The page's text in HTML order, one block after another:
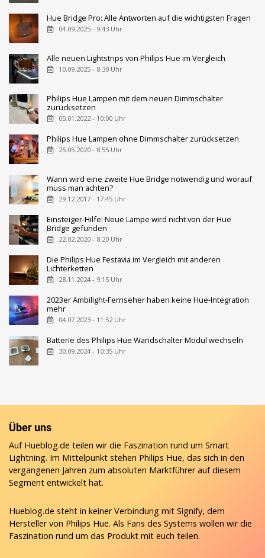
Hue Bridge Pro: Alle Antworten auf die wichtigsten Fragen
04.09.2025 - 9:43 Uhr
Alle neuen Lightstrips von Philips Hue im Vergleich
10.09.2025 - 8:30 Uhr
Philips Hue Lampen mit dem neuen Dimmschalter
zurücksetzen
05.01.2022 - 10:00 Uhr
Philips Hue Lampen ohne Dimmschalter zurücksetzen
25.05.2020 - 8:55 Uhr
Wann wird eine zweite Hue Bridge notwendig und worauf
muss man achten?
29.12.2017 - 17:45 Uhr
Einsteiger-Hilfe: Neue Lampe wird nicht von der Hue
Bridge gefunden
22.02.2020 - 8:20 Uhr
Die Philips Hue Festavia im Vergleich mit anderen
Lichterketten
28.11.2024 - 9:15 Uhr
2023er Ambilight-Fernseher haben keine Hue-Integration
mehr
04.07.2023 - 11:52 Uhr
Batterie des Philips Hue Wandschalter Modul wechseln
30.09.2024 - 10:35 Uhr
Über uns
Auf Hueblog.de teilen wir die Faszination rund um Smart
Lightning. Im Mittelpunkt stehen Philips Hue, das sich in den
vergangenen Jahren zum absoluten Marktführer auf diesem
Segment entwickelt hat.
Hueblog.de steht in keiner Verbindung mit Signify, dem
Hersteller von Philips Hue. Als Fans des Systems wollen wir die
Faszination rund um das Produkt mit euch teilen.